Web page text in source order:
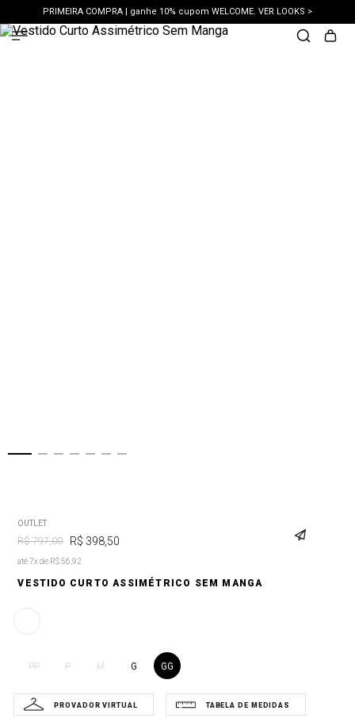
PRIMEIRA COMPRA | ganhe 10% cupom WELCOME. VER LOOKS >
PIX | 5% off no pix à vista. APROVEITAR >
OUTLET
R$ 797,00 R$ 398 50
até 7x de R$ 56,92
VESTIDO CURTO ASSIMÉTRICO SEM MANGA
PP P M G GG